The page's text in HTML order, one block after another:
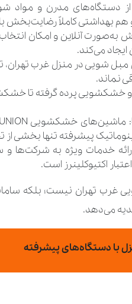
دستگاه‌های مدرن و مواد
بهداشتی کاملاً رضایت‌بخش
آنلاین و امکان
ایجاد می‌کند.
شویی در منزل غرب تهران،
نماند.
خدمات ویژه به شرکت‌ها
اکتیوکلینرز است.
غرب تهران نیست؛ بلکه
می‌دهد.
با دستگاه‌های پیشرفته